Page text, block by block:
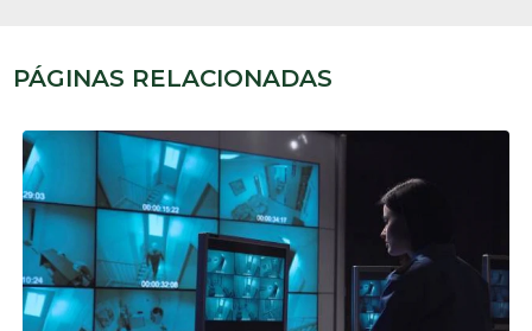
PÁGINAS RELACIONADAS